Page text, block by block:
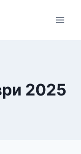
2025